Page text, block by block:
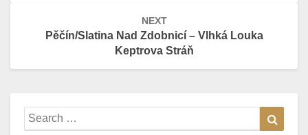
NEXT
Pěčín/Slatina Nad Zdobnicí – Vlhká Louka
Keptrova Stráň
Search
for: